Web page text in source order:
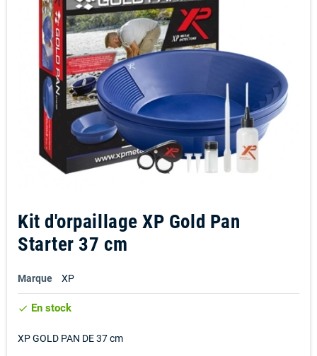
Kit d'orpaillage XP Gold Pan
Starter 37 cm
Marque XP
check En stock
XP GOLD PAN DE 37 cm